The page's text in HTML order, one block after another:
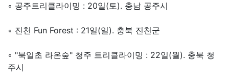
◦ 공주트리클라이밍 : 20일(토). 충남 공주시
◦ 진천 Fun Forest : 21일(일). 충북 진천군
◦ "북일초 라온숲" 청주 트리클라이밍 : 22일(월). 충북 청
주시